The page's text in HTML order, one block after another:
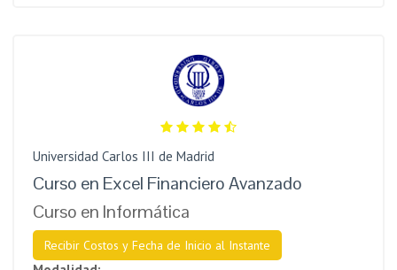
Universidad Carlos III de Madrid
Curso en Excel Financiero Avanzado
Curso en Informática
Recibir Costos y Fecha de Inicio al Instante